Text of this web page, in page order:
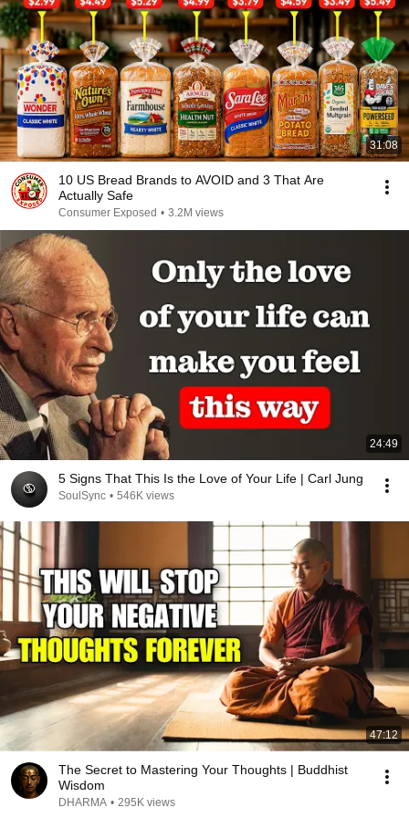
31:08
10 US Bread Brands to AVOID and 3 That Are
Actually Safe
Consumer Exposed • 3.2M views
24:49
5 Signs That This Is the Love of Your Life | Carl Jung
SoulSync • 546K views
47:12
The Secret to Mastering Your Thoughts | Buddhist
Wisdom
DHARMA • 295K views